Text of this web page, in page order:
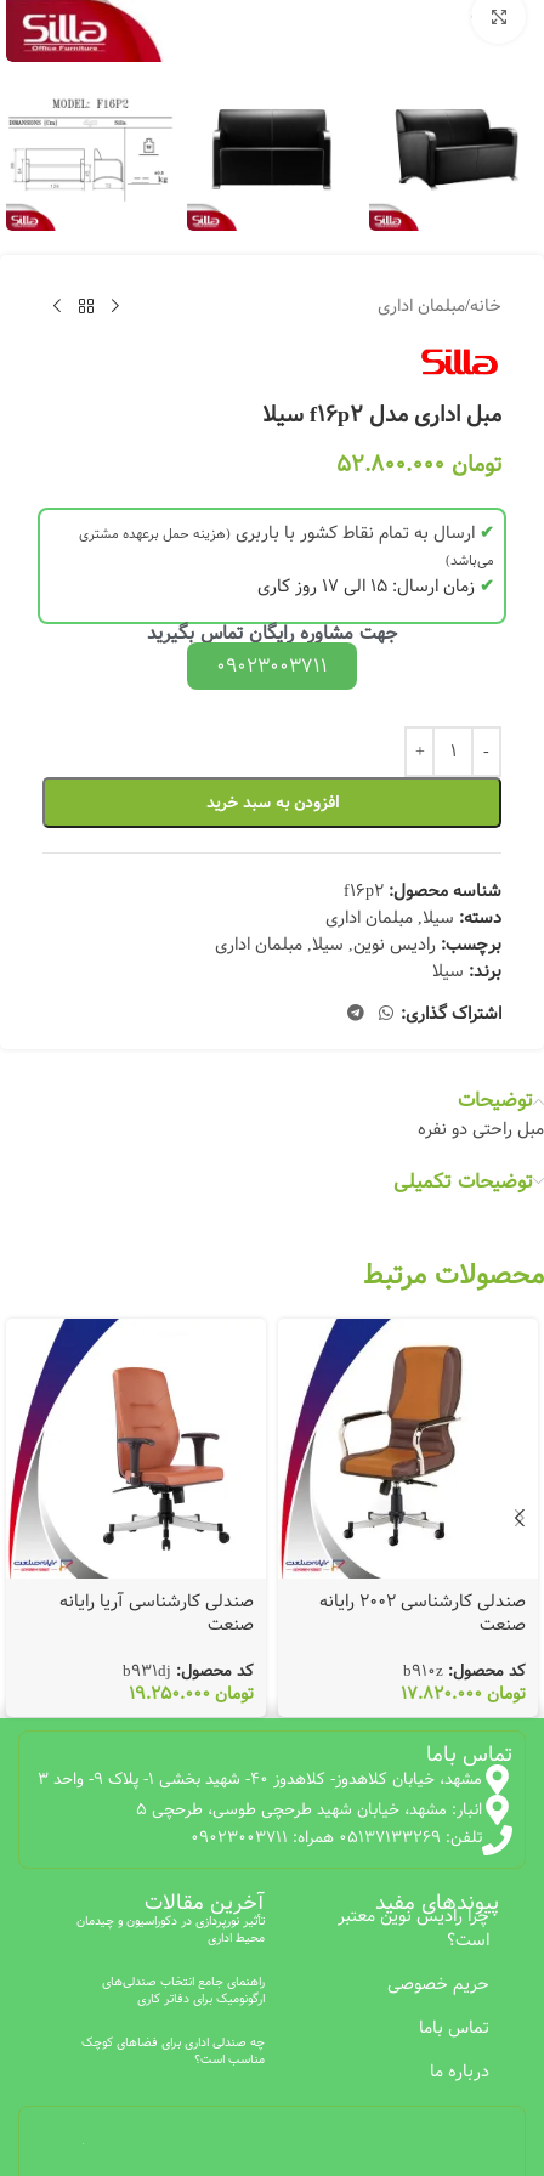
بزرگنمایی تصویر
خانه/مبلمان اداری
مبل اداری مدل f16p2 سیلا
تومان
✔ ارسال به تمام نقاط کشور با باربری(هزینه حمل برعهده مشتری
می‌باشد)
✔ زمان ارسال: 15 الی 17 روز کاری
جهت مشاوره رایگان تماس بگیرید
09023003711
افزودن به سبد خرید
شناسه محصول: f16p2
دسته: سیلا,مبلمان اداری
برچسب: رادیس نوین, سیلا,مبلمان اداری
برند: سیلا
اشتراک گذاری:
توضیحات
مبل راحتی دو نفره
توضیحات تکمیلی
محصولات مرتبط
صندلی کارشناسی 2002 رایانه
صنعت
کد محصول: b910z
تومان
صندلی کارشناسی آریا رایانه
صنعت
کد محصول: b931dj
تومان
تماس باما
مشهد، خیابان کلاهدوز- کلاهدوز 40- شهید بخشی 1- پلاک 9- واحد 3
انبار: مشهد، خیابان شهید طرحچی طوسی، طرحچی 5
تلفن: 05137133269 همراه: 09023003711
پیوندهای مفید
چرا رادیس نوین معتبر
است؟
حریم خصوصی
تماس باما
درباره ما
آخرین مقالات
تأثیر نورپردازی در دکوراسیون و چیدمان
محیط اداری
راهنمای جامع انتخاب صندلی‌های
ارگونومیک برای دفاتر کاری
چه صندلی اداری برای فضاهای کوچک
مناسب است؟